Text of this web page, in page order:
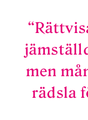
men
rädsla